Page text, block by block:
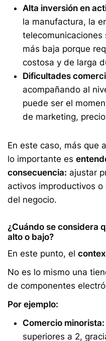
Alta inversión en
la manufactura, la
telecomunicaciones
más baja porque
costosa y de larga
Dificultades
acompañando al
puede ser el
de marketing,
En este caso, más que
lo importante es
consecuencia: ajustar
activos improductivos
del negocio.
¿Cuándo se considera
alto o bajo?
En este punto, el
No es lo mismo una
de componentes
Por ejemplo:
Comercio minorista:
superiores a 2,